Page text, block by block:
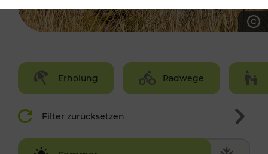
Erholung Radwege
Filter zurücksetzen